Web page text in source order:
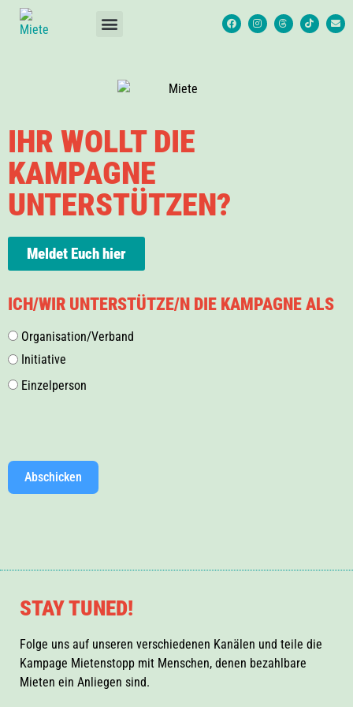
IHR WOLLT DIE
KAMPAGNE
UNTERSTÜTZEN?
Meldet Euch hier
ICH/WIR UNTERSTÜTZE/N DIE KAMPAGNE ALS
Organisation/Verband
Initiative
Einzelperson
Abschicken
STAY TUNED!
Folge uns auf unseren verschiedenen Kanälen und teile die
Kampage Mietenstopp mit Menschen, denen bezahlbare
Mieten ein Anliegen sind.